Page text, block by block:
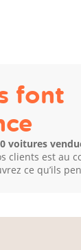
font
voitures
clients est au
ce qu’ils